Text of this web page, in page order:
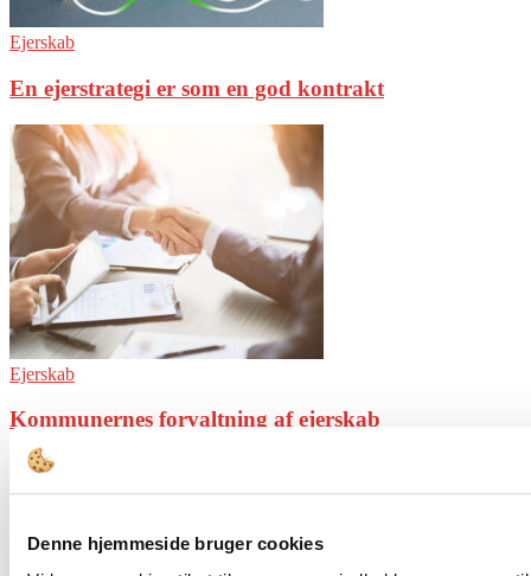
Denne hjemmeside bruger cookies
Ejerskab
En ejerstrategi er som en god kontrakt
Ejerskab
Kommunernes forvaltning af ejerskab
Selvejende institutioner